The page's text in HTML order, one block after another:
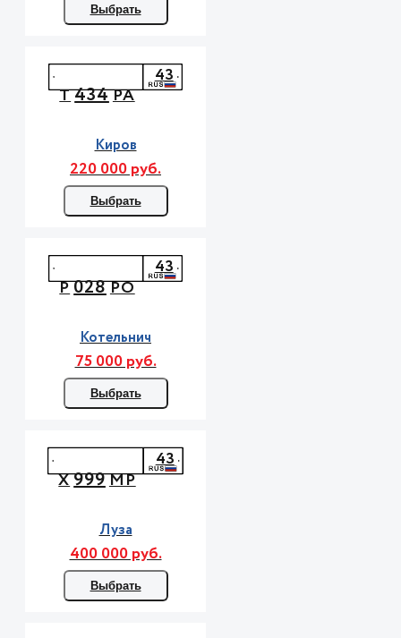
Выбрать
Т434РА
43
Киров
220 000 руб.
Выбрать
Р028РО
43
Котельнич
75 000 руб.
Выбрать
Х999МР
43
Луза
400 000 руб.
Выбрать